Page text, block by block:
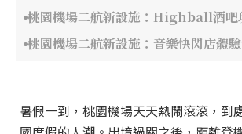
桃園機場二航新設施：Highball酒吧
桃園機場二航新設施：音樂快閃店體
暑假一到，桃園機場天天熱鬧滾滾，到